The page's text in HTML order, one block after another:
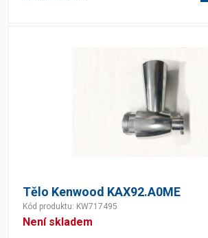
Tělo Kenwood KAX92.A0ME
Kód produktu: KW717495
Není skladem